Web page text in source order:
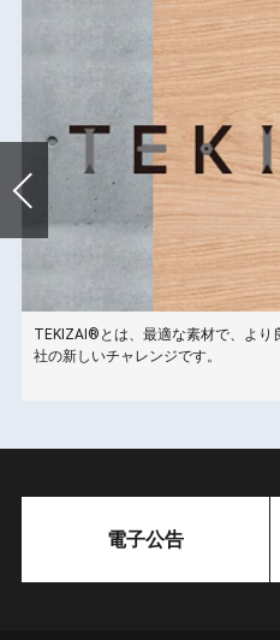
TEKIZAI®とは、最適な素材で、より
社の新しいチャレンジです。
電子公告